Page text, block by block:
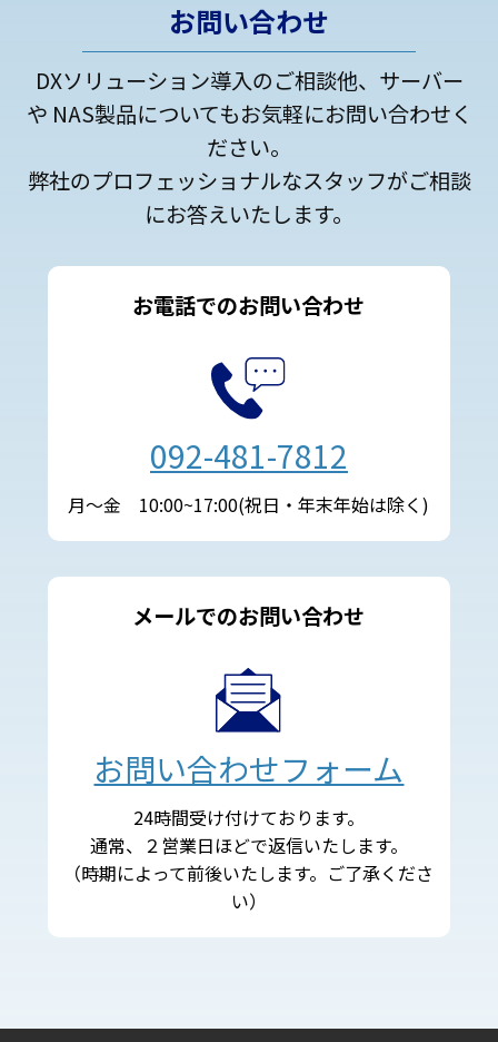
お問い合わせ
DXソリューション導入のご相談他、サーバー
や NAS製品についてもお気軽にお問い合わせく
ださい。
弊社のプロフェッショナルなスタッフがご相談
にお答えいたします。
お電話でのお問い合わせ
092-481-7812
月～金 10:00~17:00(祝日・年末年始は除く)
メールでのお問い合わせ
お問い合わせフォーム
24時間受け付けております。
通常、２営業日ほどで返信いたします。
（時期によって前後いたします。ご了承くださ
い）